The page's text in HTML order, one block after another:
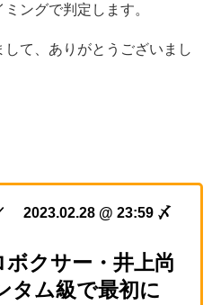
ングで判定します。
て、ありがとうございまし
2023.02.28 @ 23:59 〆
ボクサー・井上尚
タム級で最初に